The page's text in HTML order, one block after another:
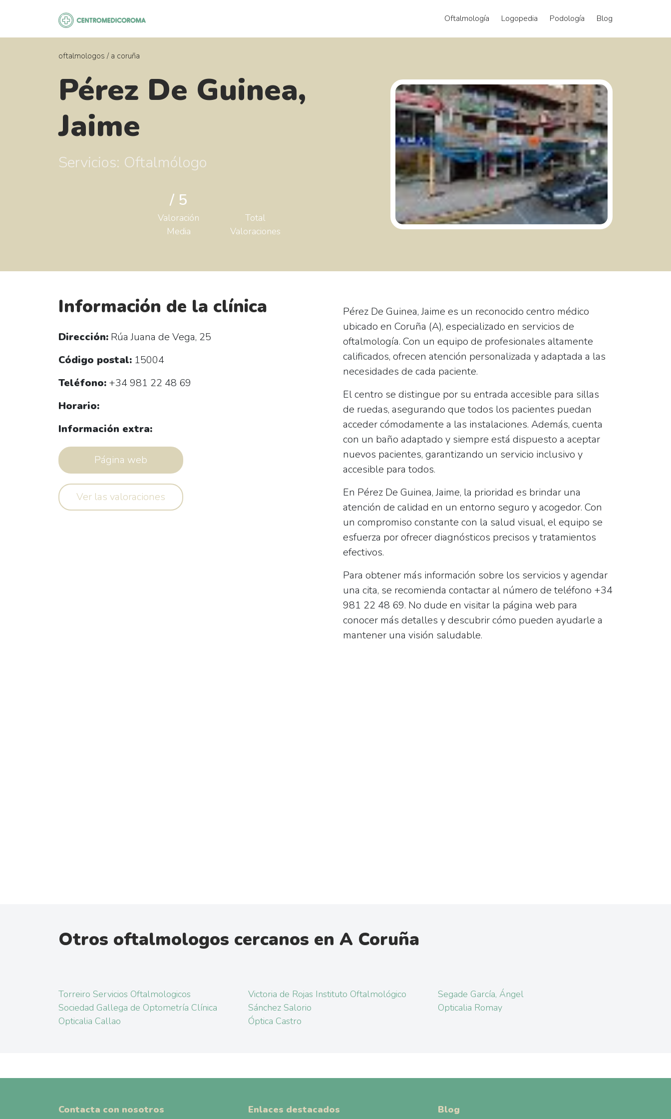
Oftalmología Logopedia Podología Blog
oftalmologos / a coruña
Pérez De Guinea,
Jaime
Servicios: Oftalmólogo
/ 5
Valoración
Media
Total
Valoraciones
Información de la clínica
Dirección: Rúa Juana de Vega, 25
Código postal: 15004
Teléfono: +34 981 22 48 69
Horario:
Información extra:
Página web
Ver las valoraciones
Pérez De Guinea, Jaime es un reconocido centro médico
ubicado en Coruña (A), especializado en servicios de
oftalmología. Con un equipo de profesionales altamente
calificados, ofrecen atención personalizada y adaptada a las
necesidades de cada paciente.
El centro se distingue por su entrada accesible para sillas
de ruedas, asegurando que todos los pacientes puedan
acceder cómodamente a las instalaciones. Además, cuenta
con un baño adaptado y siempre está dispuesto a aceptar
nuevos pacientes, garantizando un servicio inclusivo y
accesible para todos.
En Pérez De Guinea, Jaime, la prioridad es brindar una
atención de calidad en un entorno seguro y acogedor. Con
un compromiso constante con la salud visual, el equipo se
esfuerza por ofrecer diagnósticos precisos y tratamientos
efectivos.
Para obtener más información sobre los servicios y agendar
una cita, se recomienda contactar al número de teléfono +34
981 22 48 69. No dude en visitar la página web para
conocer más detalles y descubrir cómo pueden ayudarle a
mantener una visión saludable.
Otros oftalmologos cercanos en A Coruña
Torreiro Servicios Oftalmologicos Victoria de Rojas Instituto Oftalmológico
Segade García, Ángel
Sociedad Gallega de Optometría Clínica
Sánchez Salorio
Opticalia Romay
Opticalia Callao
Óptica Castro
Contacta con nosotros Enlaces destacados Blog